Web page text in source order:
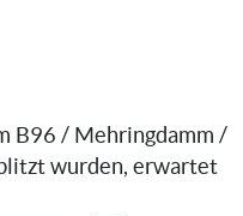
B96 / Mehringdamm /
wurden, erwartet